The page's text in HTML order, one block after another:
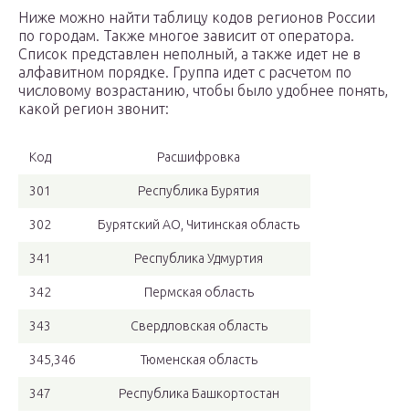
Ниже можно найти таблицу кодов регионов России
по городам. Также многое зависит от оператора.
Список представлен неполный, а также идет не в
алфавитном порядке. Группа идет с расчетом по
числовому возрастанию, чтобы было удобнее понять,
какой регион звонит:
Код Расшифровка
301 Республика Бурятия
302 Бурятский АО, Читинская область
341 Республика Удмуртия
342 Пермская область
343 Свердловская область
345,346 Тюменская область
347 Республика Башкортостан